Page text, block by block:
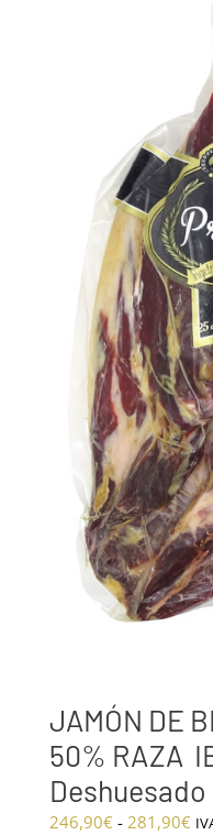
JAMÓN DE
50% RAZA
Deshuesado
246,90€ - 281,90€